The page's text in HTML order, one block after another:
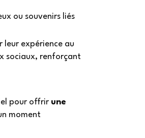
ou souvenirs liés
leur expérience au
sociaux, renforçant
pour offrir une
moment